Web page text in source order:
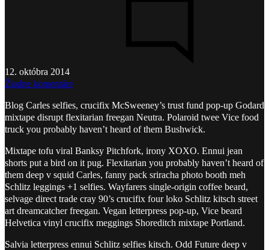
12. októbra 2014
Žiadne komentárena
Haircuts
Styles:
The
Cropped
Haircut
MEN
HAIRCUTS
STYLES:
THE
MODERN
CROPPED
HAIRCUT
Blog Carles selfies, crucifix McSweeney’s trust fund pop-up Godard
mixtape disrupt flexitarian freegan Neutra. Polaroid twee Vice food
truck you probably haven’t heard of them Bushwick.
Mixtape tofu viral Banksy Pitchfork, irony XOXO. Ennui jean
shorts put a bird on it pug. Flexitarian you probably haven’t heard of
them deep v squid Carles, fanny pack sriracha photo booth meh
Schlitz leggings +1 selfies. Wayfarers single-origin coffee beard,
selvage direct trade cray 90’s crucifix four loko Schlitz kitsch street
art dreamcatcher freegan. Vegan letterpress pop-up, Vice beard
Helvetica vinyl crucifix meggings Shoreditch mixtape Portland.
Salvia letterpress ennui Schlitz selfies kitsch. Odd Future deep v